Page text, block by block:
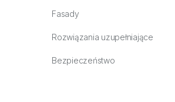
Fasady
Rozwiązania uzupełniające
Bezpieczeństwo